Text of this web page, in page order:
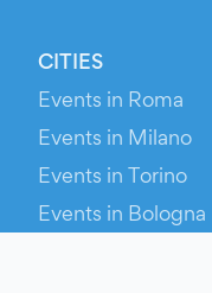
CITIES
Events in Roma
Events in Milano
Events in Torino
Events in Bologna